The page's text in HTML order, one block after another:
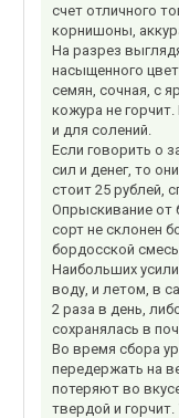
счет отличного
корнишоны,
На разрез
насыщенного
семян, сочная, с
кожура не
и для солений.
Если говорить о
сил и денег, то
стоит 25 рублей,
Опрыскивание от
сорт не склонен
бордосской
Наибольших
воду, и летом, в
2 раза в день,
сохранялась в
Во время сбора
передержать на
потеряют во
твердой и